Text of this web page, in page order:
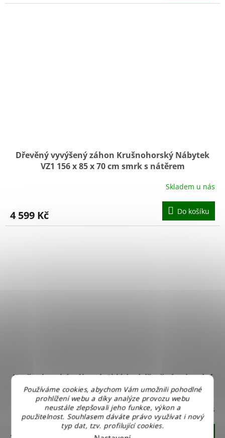
Používáme cookies, abychom Vám umožnili pohodlné
prohlížení webu a díky analýze provozu webu
neustále zlepšovali jeho funkce, výkon a
použitelnost. Souhlasem dáváte právo využívat i nový
typ dat, tzv. profilující cookies.
Dřevěný vyvýšený záhon Krušnohorský Nábytek
VZ1 156 x 85 x 70 cm smrk s nátěrem
Skladem u nás
4 599 Kč Do košíku
Krušnohorský nábytek Skládací dřevěný zahradní
servírovací stolek s kolečky ZSS001
Skladem u nás